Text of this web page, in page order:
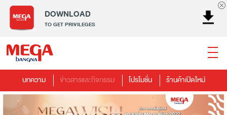
DOWNLOAD
TO GET PRIVILEGES
ธนาคาร ร้านอาหาร เอ็นเตอร์เทนเม้นท์
แฟชั่น
เครื่องประดับ
การตกแต่งบ้าน แม่และเด็ก
ไลฟ์สไตล์
บทความ ข่าวสารและกิจกรรม โปรโมชั่น ร้านค้าเปิดใหม่